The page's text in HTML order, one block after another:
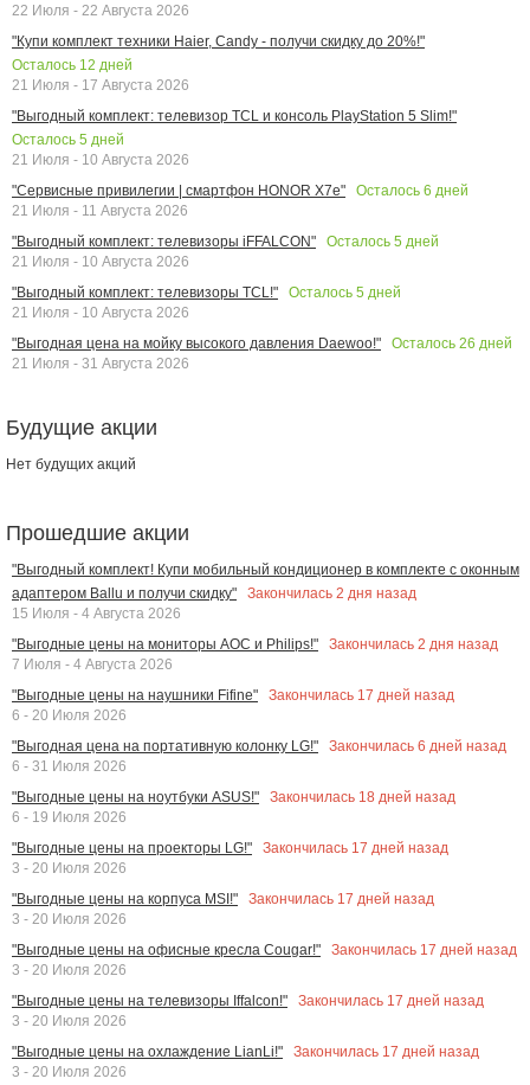
22 Июля - 22 Августа 2026
"Купи комплект техники Haier, Candy - получи скидку до 20%!"
Осталось 12 дней
21 Июля - 17 Августа 2026
"Выгодный комплект: телевизор TCL и консоль PlayStation 5 Slim!"
Осталось 5 дней
21 Июля - 10 Августа 2026
"Сервисные привилегии | смартфон HONOR X7e"
Осталось 6 дней
21 Июля - 11 Августа 2026
"Выгодный комплект: телевизоры iFFALCON"
Осталось 5 дней
21 Июля - 10 Августа 2026
"Выгодный комплект: телевизоры TCL!"
Осталось 5 дней
21 Июля - 10 Августа 2026
"Выгодная цена на мойку высокого давления Daewoo!"
Осталось 26 дней
21 Июля - 31 Августа 2026
Будущие акции
Нет будущих акций
Прошедшие акции
"Выгодный комплект! Купи мобильный кондиционер в комплекте с оконным
адаптером Ballu и получи скидку"
Закончилась 2 дня назад
15 Июля - 4 Августа 2026
"Выгодные цены на мониторы AOC и Philips!"
Закончилась 2 дня назад
7 Июля - 4 Августа 2026
"Выгодные цены на наушники Fifine"
Закончилась 17 дней назад
6 - 20 Июля 2026
"Выгодная цена на портативную колонку LG!"
Закончилась 6 дней назад
6 - 31 Июля 2026
"Выгодные цены на ноутбуки ASUS!"
Закончилась 18 дней назад
6 - 19 Июля 2026
"Выгодные цены на проекторы LG!"
Закончилась 17 дней назад
3 - 20 Июля 2026
"Выгодные цены на корпуса MSI!"
Закончилась 17 дней назад
3 - 20 Июля 2026
"Выгодные цены на офисные кресла Cougar!"
Закончилась 17 дней назад
3 - 20 Июля 2026
"Выгодные цены на телевизоры Iffalcon!"
Закончилась 17 дней назад
3 - 20 Июля 2026
"Выгодные цены на охлаждение LianLi!"
Закончилась 17 дней назад
3 - 20 Июля 2026